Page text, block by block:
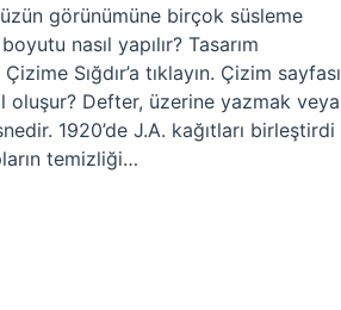
görünümüne birçok süsleme
nasıl yapılır? Tasarım
Sığdır’a tıklayın. Çizim sayfası
oluşur? Defter, üzerine yazmak veya
1920’de J.A. kağıtları birleştirdi
temizliği…